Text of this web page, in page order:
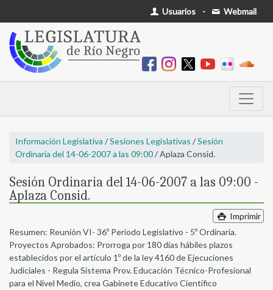
Usuarios - Webmail
Información Legislativa /Sesiones Legislativas /Sesión
Ordinaria del 14-06-2007 a las 09:00/ Aplaza Consid.
Sesión Ordinaria del 14-06-2007 a las 09:00 -
Aplaza Consid.
Imprimir
Resumen: Reunión VI- 36º Período Legislativo - 5º Ordinaria.
Proyectos Aprobados: Prorroga por 180 días hábiles plazos
establecidos por el artículo 1º de la ley 4160 de Ejecuciones
Judiciales - Regula Sistema Prov. Educación Técnico-Profesional
para el Nivel Medio, crea Gabinete Educativo Científico